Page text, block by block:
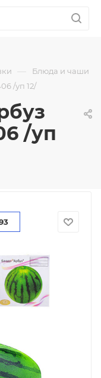
— Блюда и чаши
/уп 12/
/уп